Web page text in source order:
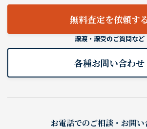
無料査定を依頼する
譲渡・譲受のご質問など
各種お問い合わせ
お電話でのご相談・お問い